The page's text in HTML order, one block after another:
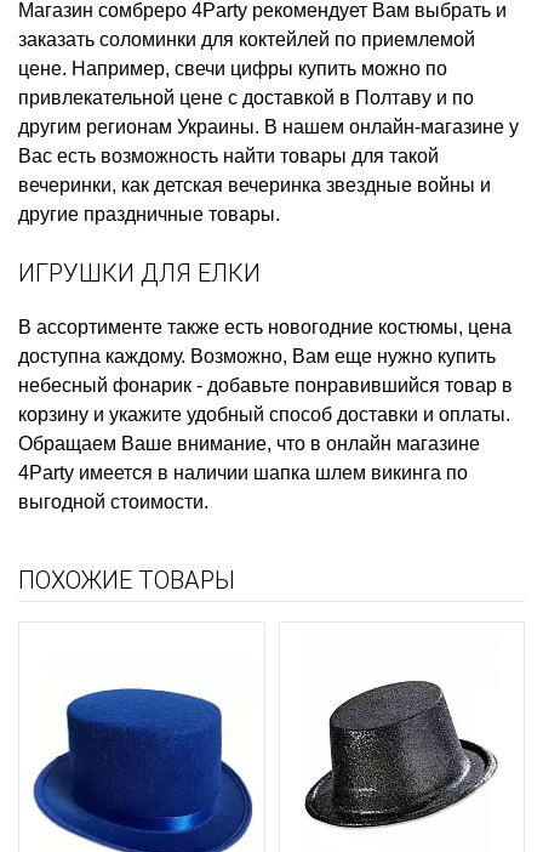
Магазин сомбреро 4Party рекомендует Вам выбрать и
заказать соломинки для коктейлей по приемлемой
цене. Например, свечи цифры купить можно по
привлекательной цене с доставкой в Полтаву и по
другим регионам Украины. В нашем онлайн-магазине у
Вас есть возможность найти товары для такой
вечеринки, как детская вечеринка звездные войны и
другие праздничные товары.
ИГРУШКИ ДЛЯ ЕЛКИ
В ассортименте также есть новогодние костюмы, цена
доступна каждому. Возможно, Вам еще нужно купить
небесный фонарик - добавьте понравившийся товар в
корзину и укажите удобный способ доставки и оплаты.
Обращаем Ваше внимание, что в онлайн магазине
4Party имеется в наличии шапка шлем викинга по
выгодной стоимости.
ПОХОЖИЕ ТОВАРЫ